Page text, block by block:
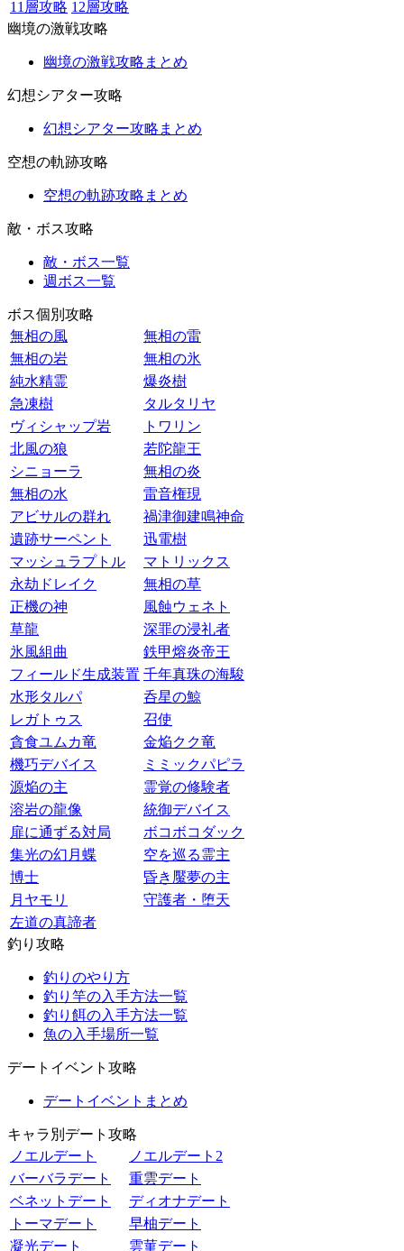
11層攻略 12層攻略
幽境の激戦攻略
幽境の激戦攻略まとめ
幻想シアター攻略
幻想シアター攻略まとめ
空想の軌跡攻略
空想の軌跡攻略まとめ
敵・ボス攻略
敵・ボス一覧
週ボス一覧
ボス個別攻略
無相の風
無相の雷
無相の岩
無相の氷
純水精霊
爆炎樹
急凍樹
タルタリヤ
ヴィシャップ岩
トワリン
北風の狼
若陀龍王
シニョーラ
無相の炎
無相の水
雷音権現
アビサルの群れ
禍津御建鳴神命
遺跡サーペント
迅電樹
マッシュラプトル
マトリックス
永劫ドレイク
無相の草
正機の神
風蝕ウェネト
草龍
深罪の浸礼者
氷風組曲
鉄甲熔炎帝王
フィールド生成装置 千年真珠の海駿
水形タルパ
呑星の鯨
レガトゥス
召使
貪食ユムカ竜
金焔クク竜
機巧デバイス
ミミックパピラ
源焔の主
霊覚の修験者
溶岩の龍像
統御デバイス
扉に通ずる対局
ボコボコダック
集光の幻月蝶
空を巡る霊主
博士
昏き魘夢の主
月ヤモリ
守護者・堕天
左道の真諦者
釣り攻略
釣りのやり方
釣り竿の入手方法一覧
釣り餌の入手方法一覧
魚の入手場所一覧
デートイベント攻略
デートイベントまとめ
キャラ別デート攻略
ノエルデート
ノエルデート2
バーバラデート
重雲デート
ベネットデート
ディオナデート
トーマデート
早柚デート
凝光デート
雲菫デート